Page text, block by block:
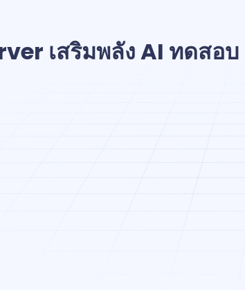
เสริมพลัง AI ทดสอบ